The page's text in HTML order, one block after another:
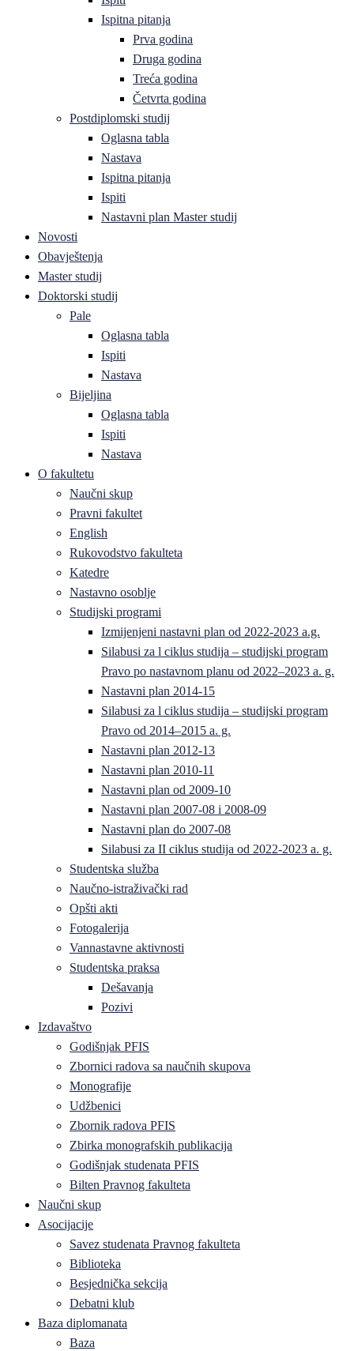
Ispitna pitanja
Prva godina
Druga godina
Treća godina
Četvrta godina
Postdiplomski studij
Oglasna tabla
Nastava
Ispitna pitanja
Ispiti
Nastavni plan Master studij
Novosti
Obavještenja
Master studij
Doktorski studij
Pale
Oglasna tabla
Ispiti
Nastava
Bijeljina
Oglasna tabla
Ispiti
Nastava
O fakultetu
Naučni skup
Pravni fakultet
English
Rukovodstvo fakulteta
Katedre
Nastavno osoblje
Studijski programi
Izmijenjeni nastavni plan od 2022-2023 a.g.
Silabusi za l ciklus studija – studijski program
Pravo po nastavnom planu od 2022–2023 a. g.
Nastavni plan 2014-15
Silabusi za l ciklus studija – studijski program
Pravo od 2014–2015 a. g.
Nastavni plan 2012-13
Nastavni plan 2010-11
Nastavni plan od 2009-10
Nastavni plan 2007-08 i 2008-09
Nastavni plan do 2007-08
Silabusi za II ciklus studija od 2022-2023 a. g.
Studentska služba
Naučno-istraživački rad
Opšti akti
Fotogalerija
Vannastavne aktivnosti
Studentska praksa
Dešavanja
Pozivi
Izdavaštvo
Godišnjak PFIS
Zbornici radova sa naučnih skupova
Monografije
Udžbenici
Zbornik radova PFIS
Zbirka monografskih publikacija
Godišnjak studenata PFIS
Bilten Pravnog fakulteta
Naučni skup
Asocijacije
Savez studenata Pravnog fakulteta
Biblioteka
Besjednička sekcija
Debatni klub
Baza diplomanata
Baza